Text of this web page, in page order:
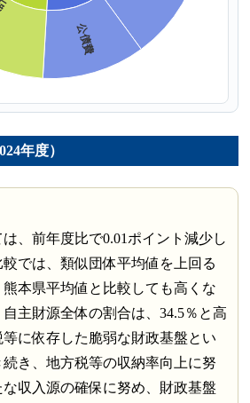
年度）
、前年度比で0.01ポイント減少し
では、類似団体平均値を上回る
本県平均値と比較しても高くな
主財源全体の割合は、34.5％と高
等に依存した脆弱な財政基盤とい
き、地方税等の収納率向上に努
収入源の確保に努め、財政基盤